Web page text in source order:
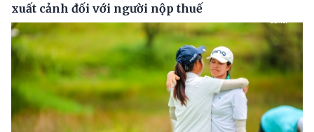
xuất cảnh đối với người nộp thuế